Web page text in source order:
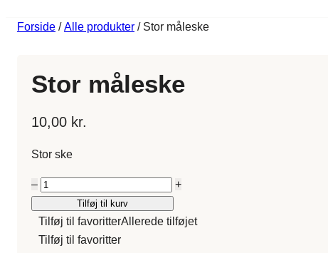
Forside /Alle produkter / Stor måleske
Stor måleske
10,00 kr.
Stor ske
– Stor
måleske
antal
+
Tilføj til kurv
Tilføj til favoritterAllerede tilføjet
Tilføj til favoritter